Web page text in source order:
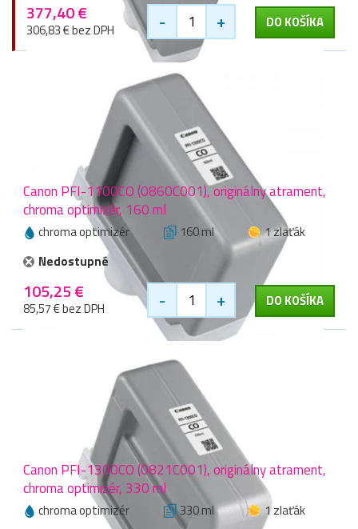
377,40 €
306,83 € bez DPH - + DO KOŠÍKA
Canon PFI-1100CO (0860C001), originálny atrament,
chroma optimizér, 160 ml
chroma optimizér 160 ml
1 zlaťák
Nedostupné
105,25 €
85,57 € bez DPH - + DO KOŠÍKA
Canon PFI-1300CO (0821C001), originálny atrament,
chroma optimizér, 330 ml
chroma optimizér 330 ml
1 zlaťák